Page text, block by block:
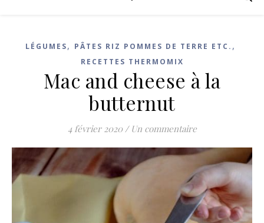
LÉGUMES, PÂTES RIZ POMMES DE TERRE ETC. ,
RECETTES THERMOMIX
Mac and cheese à la
butternut
4 février 2020 / Un commentaire